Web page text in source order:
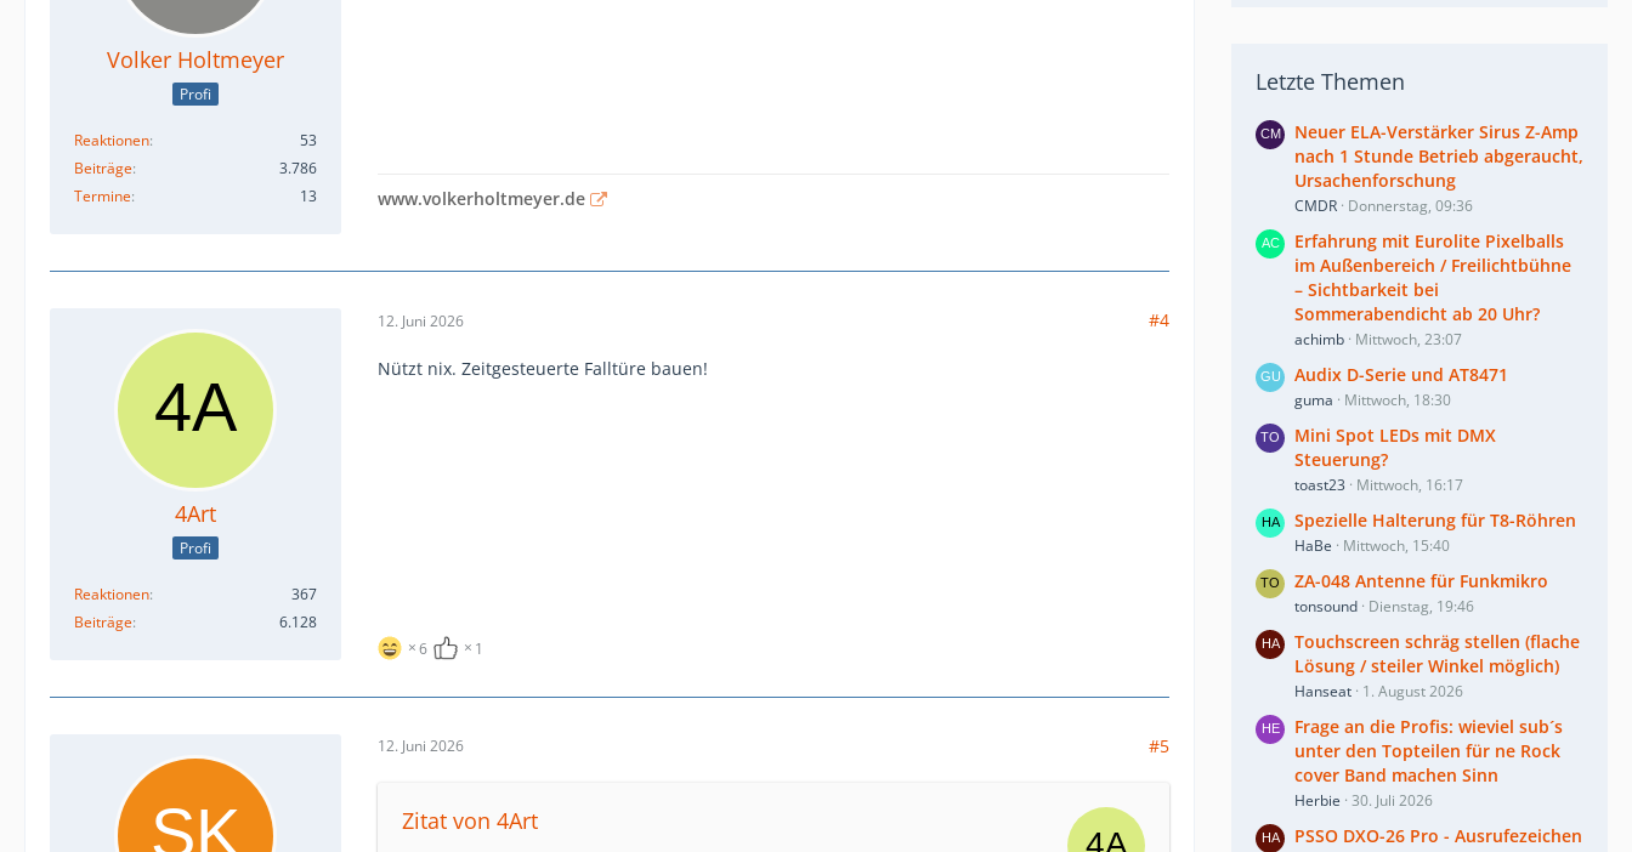
Volker Holtmeyer
Profi
Reaktionen
53
Beiträge
3.786
Termine
13 www.volkerholtmeyer.de
4Art
Profi
Reaktionen
367
Beiträge
6.128
12. Juni 2026 #4
Nützt nix. Zeitgesteuerte Falltüre bauen!
6 1
12. Juni 2026 #5
Zitat von 4Art
Letzte Themen
Neuer ELA-Verstärker Sirus Z-Amp
nach 1 Stunde Betrieb abgeraucht,
Ursachenforschung
CMDR Donnerstag, 09:36
Erfahrung mit Eurolite Pixelballs
im Außenbereich / Freilichtbühne
– Sichtbarkeit bei
Sommerabendicht ab 20 Uhr?
achimb Mittwoch, 23:07
Audix D-Serie und AT8471
guma Mittwoch, 18:30
Mini Spot LEDs mit DMX
Steuerung?
toast23 Mittwoch, 16:17
Spezielle Halterung für T8-Röhren
HaBe Mittwoch, 15:40
ZA-048 Antenne für Funkmikro
tonsound Dienstag, 19:46
Touchscreen schräg stellen (flache
Lösung / steiler Winkel möglich)
Hanseat 1. August 2026
Frage an die Profis: wieviel sub´s
unter den Topteilen für ne Rock
cover Band machen Sinn
Herbie 30. Juli 2026
PSSO DXO-26 Pro - Ausrufezeichen